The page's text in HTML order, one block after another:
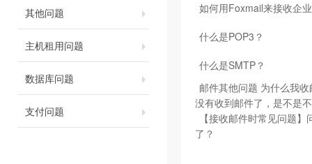
其他问题
主机租用问题
数据库问题
支付问题
如何用Foxmail来接收企
什么是POP3？
什么是SMTP？
邮件其他问题 为什么我
没有收到邮件了，是不是
【接收邮件时常见问题
了？